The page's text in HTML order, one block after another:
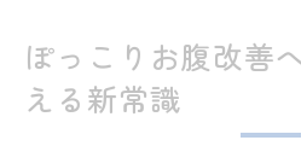
ぽっこりお腹解消
とは
ぽっこりお腹改善
える新常識